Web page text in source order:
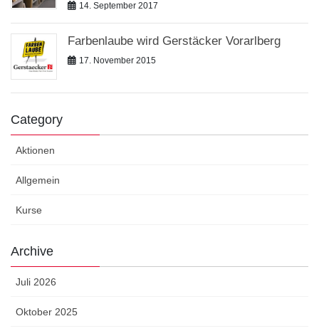
14. September 2017
Farbenlaube wird Gerstäcker Vorarlberg
17. November 2015
Category
Aktionen
Allgemein
Kurse
Archive
Juli 2026
Oktober 2025